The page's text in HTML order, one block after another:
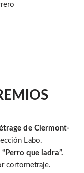
de Clermont-
Labo.
que ladra”.
cortometraje.